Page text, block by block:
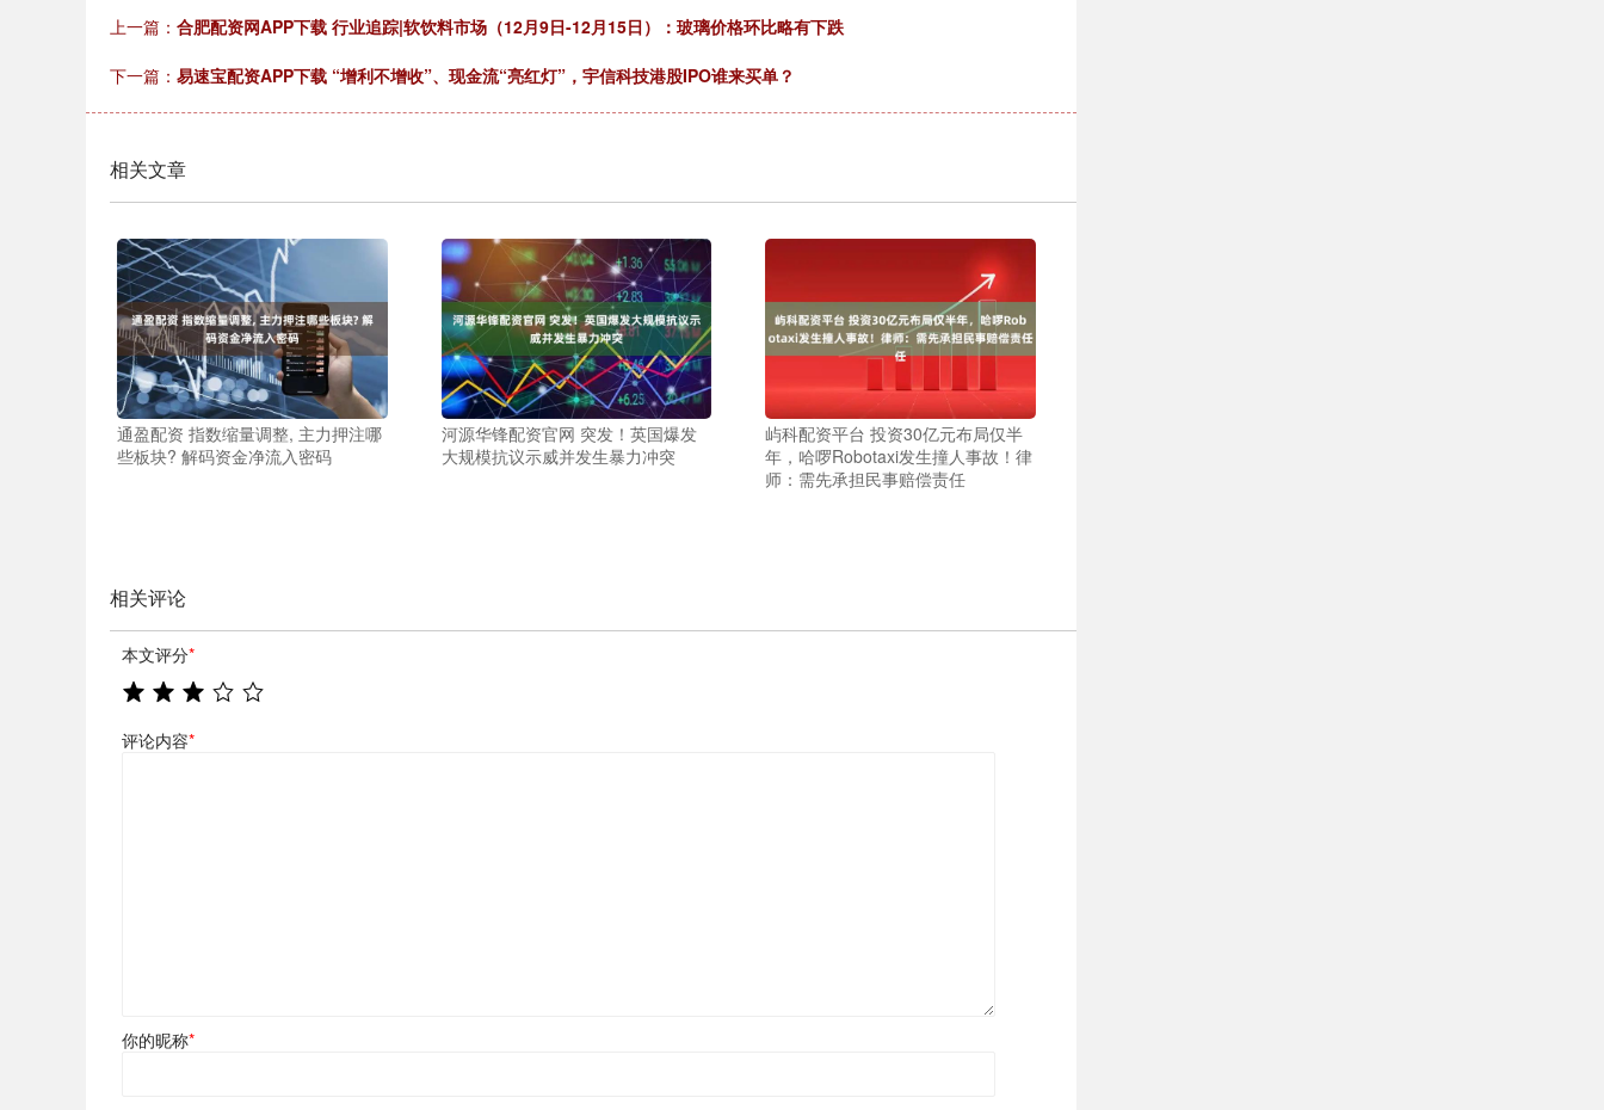
上一篇： 合肥配资网APP下载 行业追踪|软饮料市场（12月9日-12月15日）：玻璃价格环比略有下跌
下一篇： 易速宝配资APP下载 “增利不增收”、现金流“亮红灯”，宇信科技港股IPO谁来买单？
相关文章
通盈配资 指数缩量调整, 主力押注哪
些板块? 解码资金净流入密码
河源华锋配资官网 突发！英国爆发
大规模抗议示威并发生暴力冲突
屿科配资平台 投资30亿元布局仅半
年，哈啰Robotaxi发生撞人事故！律
师：需先承担民事赔偿责任
相关评论
本文评分*
评论内容*
你的昵称*